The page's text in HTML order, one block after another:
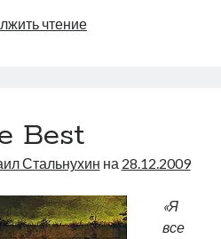
чтениеЧто
Best
Стальнухин на 28.12.2009
«Я
все